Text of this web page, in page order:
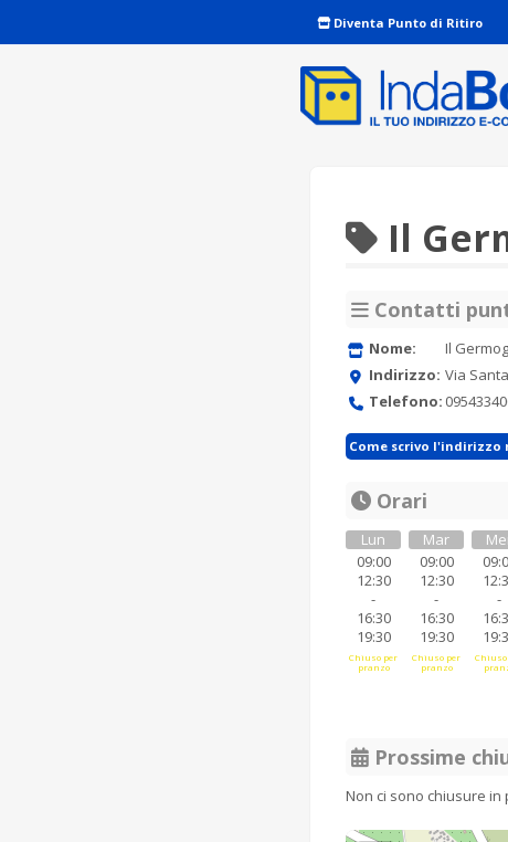
Diventa Punto di Ritiro
Il
Contatti
Nome:
Il
Indirizzo: Via
Telefono:
Come scrivo l'indirizzo
Orari
Lun
09:00
12:30
-
16:30
19:30
Chiuso per
pranzo
Mar
09:00
12:30
-
16:30
19:30
Chiuso per
pranzo
-
Chiuso
Prossime
Non ci sono chiusure in